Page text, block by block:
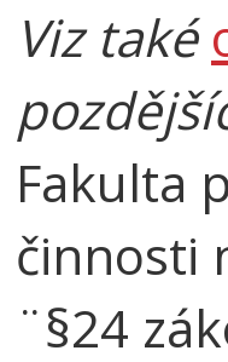
Viz také
Fakulta
činnosti
¨§24